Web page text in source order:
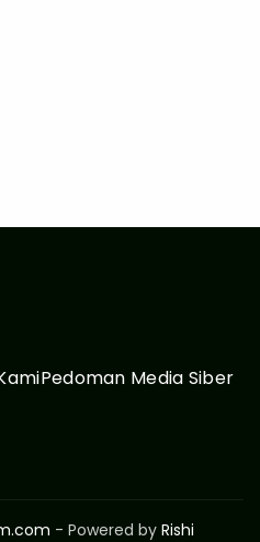
Pedoman Media Siber
- Powered by Rishi